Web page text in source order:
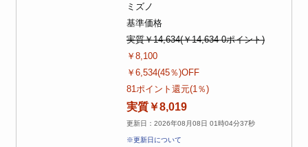
ミズノ
基準価格
実質￥14,634(￥14,634-0ポイント)
￥8,100
￥6,534(45％)OFF
81ポイント還元(1％)
実質￥8,019
更新日：2026年08月08日 01時04分37秒
※更新日について